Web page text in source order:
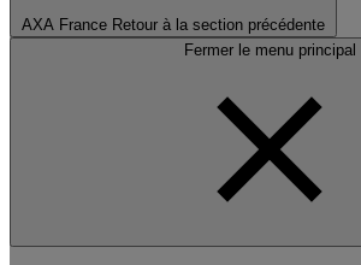
AXA France Retour à la section précédente
Fermer le menu principal